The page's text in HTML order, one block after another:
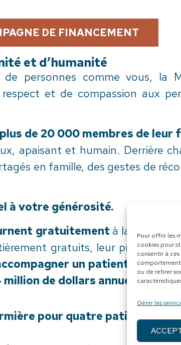
Pour offrir les
cookies pour
consentir à
comportement
ou de retirer
Gérer les
DE FINANCEMENT
et d’humanité
personnes comme vous, la
et de compassion aux
de 20 000 membres de leur
apaisant et humain. Derrière
en famille, des gestes de
à votre générosité.
gratuitement à la Maison
gratuits, leur prestation
un patient
. Afin de
million de dollars annuellement.
pour quatre patients,